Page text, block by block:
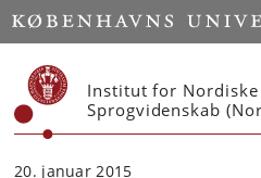
Start
Institut for Nordiske
Sprogvidenskab
20. januar 2015